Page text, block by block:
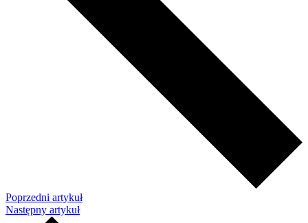
Poprzedni artykuł
Następny artykuł